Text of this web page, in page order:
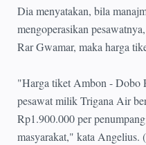
Dia menyatakan, bila
mengoperasikan
Rar Gwamar, maka harga
"Harga tiket Ambon - Dobo
pesawat milik Trigana Air
Rp1.900.000 per
masyarakat," kata Angelius.